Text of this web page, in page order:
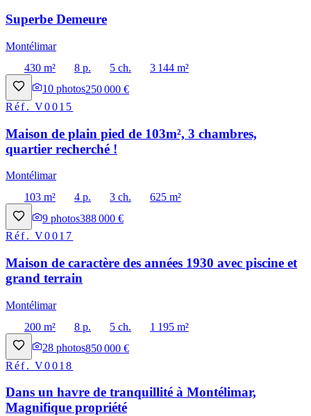
Superbe Demeure
Montélimar
430 m²
8 p. 5 ch.
3 144 m²
10 photos250 000 €
Réf.V0015
Maison de plain pied de 103m², 3 chambres,
quartier recherché !
Montélimar
103 m²
4 p. 3 ch.
625 m²
9 photos388 000 €
Réf.V0017
Maison de caractère des années 1930 avec piscine et
grand terrain
Montélimar
200 m²
8 p. 5 ch.
1 195 m²
28 photos850 000 €
Réf.V0018
Dans un havre de tranquillité à Montélimar,
Magnifique propriété